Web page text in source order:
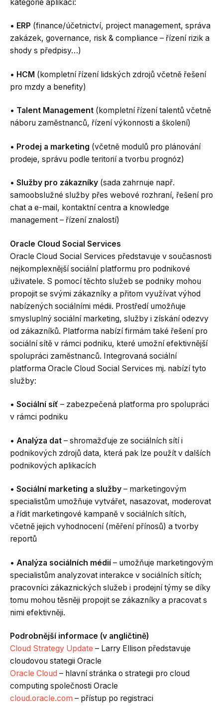
kategorie aplikací:
• ERP (finance/účetnictví, project management, správa
zakázek, governance, risk & compliance – řízení rizik a
shody s předpisy…)
• HCM (kompletní řízení lidských zdrojů včetně řešení
pro mzdy a benefity)
• Talent Management (kompletní řízení talentů včetně
náboru zaměstnanců, řízení výkonnosti a školení)
• Prodej a marketing (včetně modulů pro plánování
prodeje, správu podle teritorií a tvorbu prognóz)
• Služby pro zákazníky (sada zahrnuje např.
samoobslužné služby přes webové rozhraní, řešení pro
chat a e-mail, kontaktní centra a knowledge
management – řízení znalostí)
Oracle Cloud Social Services
Oracle Cloud Social Services představuje v současnosti
nejkomplexnější sociální platformu pro podnikové
uživatele. S pomocí těchto služeb se podniky mohou
propojit se svými zákazníky a přitom využívat výhod
nabízených sociálními médii. Prostředí umožňuje
smysluplný sociální marketing, služby i získání odezvy
od zákazníků. Platforma nabízí firmám také řešení pro
sociální sítě v rámci podniku, které umožní efektivnější
spolupráci zaměstnanců. Integrovaná sociální
platforma Oracle Cloud Social Services mj. nabízí tyto
služby:
• Sociální síť – zabezpečená platforma pro spolupráci
v rámci podniku
• Analýza dat – shromažďuje ze sociálních sítí i
podnikových zdrojů data, která pak lze použít v dalších
podnikových aplikacích
• Sociální marketing a služby – marketingovým
specialistům umožňuje vytvářet, nasazovat, moderovat
a řídit marketingové kampaně v sociálních sítích,
včetně jejich vyhodnocení (měření přínosů) a tvorby
reportů
• Analýza sociálních médií – umožňuje marketingovým
specialistům analyzovat interakce v sociálních sítích;
pracovníci zákaznických služeb i prodejní týmy se díky
tomu mohou těsněji propojit se zákazníky a pracovat s
nimi efektivněji.
Podrobnější informace (v angličtině)
Cloud Strategy Update – Larry Ellison představuje
cloudovou stategii Oracle
Oracle Cloud – hlavní stránka o strategii pro cloud
computing společnosti Oracle
cloud.oracle.com – přístup po registraci